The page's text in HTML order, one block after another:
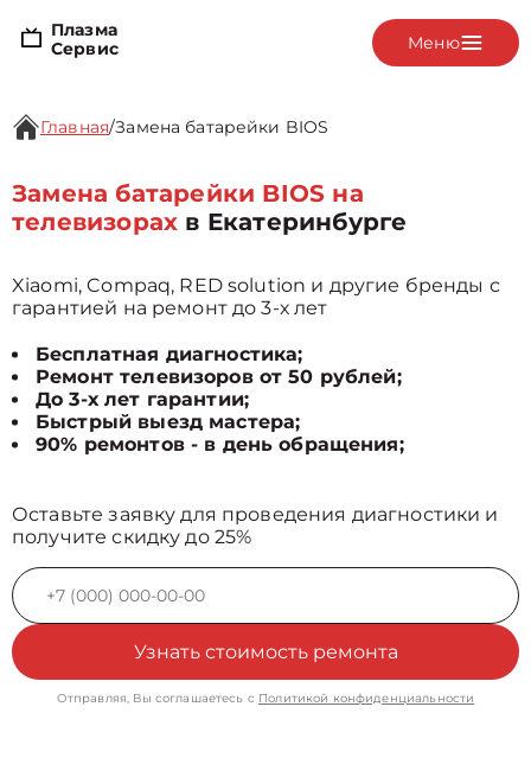
Плазма
Сервис
Меню
Главная/Замена батарейки BIOS
Замена батарейки BIOS на
телевизорах в Екатеринбурге
Xiaomi, Compaq, RED solution и другие бренды с
гарантией на ремонт до 3-х лет
Бесплатная диагностика;
Ремонт телевизоров от 50 рублей;
До 3-х лет гарантии;
Быстрый выезд мастера;
90% ремонтов - в день обращения;
Оставьте заявку для проведения диагностики и
получите скидку до 25%
Узнать стоимость ремонта
Отправляя, Вы соглашаетесь с Политикой конфиденциальности